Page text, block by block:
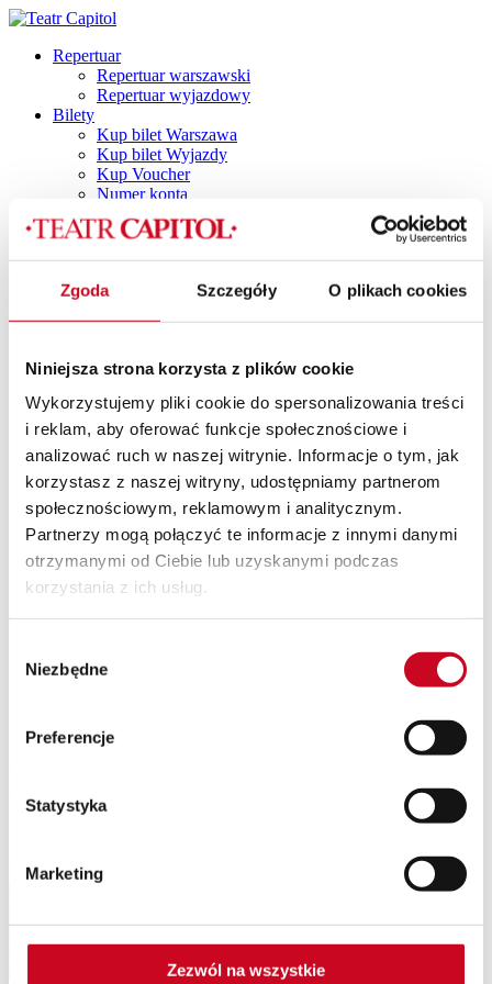
Zgoda Szczegóły O plikach cookies
Niniejsza strona korzysta z plików cookie
Wykorzystujemy pliki cookie do spersonalizowania treści
i reklam, aby oferować funkcje społecznościowe i
analizować ruch w naszej witrynie. Informacje o tym, jak
korzystasz z naszej witryny, udostępniamy partnerom
społecznościowym, reklamowym i analitycznym.
Partnerzy mogą połączyć te informacje z innymi danymi
otrzymanymi od Ciebie lub uzyskanymi podczas
korzystania z ich usług.
zgody
Niezbędne
Preferencje
Statystyka
Marketing
Zezwól na wszystkie
Repertuar
Repertuar warszawski
Repertuar wyjazdowy
Bilety
Kup bilet Warszawa
Kup bilet Wyjazdy
Kup Voucher
Numer konta
Plan widowni
Najczęściej zadawane pytania
Polityka cookies
Capitol by Night
Dla dzieci i młodzieży
TANI PONIEDZIAŁEK
Spektakle z dancingiem
SPEKTAKLE Z POTAŃCÓWKĄ
SPEKTAKLE Z RETRO IMPREZKĄ
SPEKTAKLE Z WAKACYJNĄ POTAŃCÓWKĄ
Wyjazdy
Kontakt
O nas
Teatr Capitol
Partnerzy
Patroni Medialni Teatru